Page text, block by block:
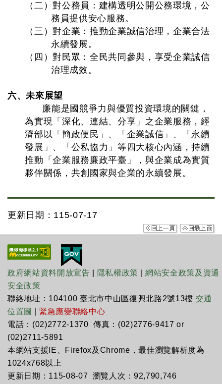
（二）對公務員：建構透明公開公務環境，公
務員提供安心服務。
（三）對企業：推動企業誠信治理，企業合法
永續發展。
（四）對民眾：全民共同參與，享受企業誠信
治理成效。
六、未來展望
廉能是國競爭力與優質投資環境的關鍵，
為實現「深化、連結、分享」之企業服務，經
濟部以「簡政便民」、「企業誠信」、「永續
發展」、「公私協力」等四大核心內涵，持續
推動「企業服務廉政平臺」，與企業成為實質
夥伴關係，共創國家與企業的永續發展。
更新日期：115-07-17
政府網站資料開放宣告 隱私權政策 |網站安全政策及資通
安全政策
聯絡地址：104100 臺北市中山區復興北路2號13樓 交通
位置圖
緊急應變聯絡中心
電話：(02)2772-1370 傳真：(02)2776-9417 or
(02)2711-5891
本網站支援IE、Firefox及Chrome，最佳瀏覽解析度為
1024x768以上
更新日期：115-08-07 瀏覽人次：92,790,746